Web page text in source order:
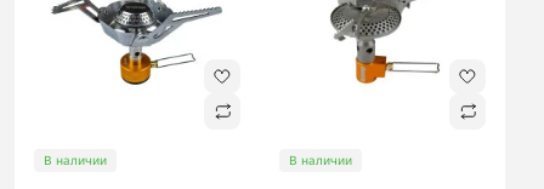
В наличии В наличии